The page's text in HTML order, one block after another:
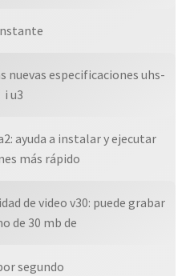
nuevas especificaciones uhs-
i u3
ayuda a instalar y ejecutar
más rápido
de video v30: puede grabar
de 30 mb de
segundo